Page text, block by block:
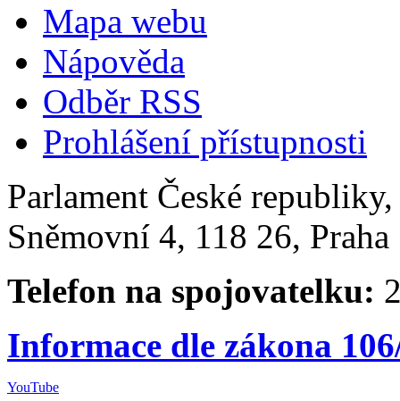
Mapa webu
Nápověda
Odběr RSS
Prohlášení přístupnosti
Parlament České
Sněmovní 4, 118 26,
Telefon na spojovatelku:
Informace dle zákona
YouTube